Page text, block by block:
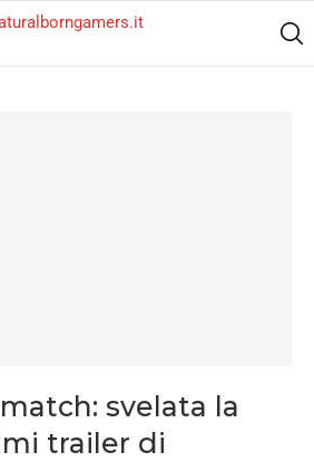
svelata la
trailer di